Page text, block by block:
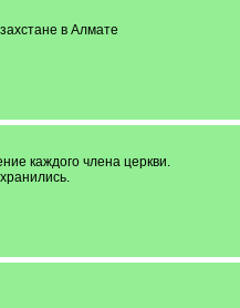
в Алмате
каждого члена церкви.